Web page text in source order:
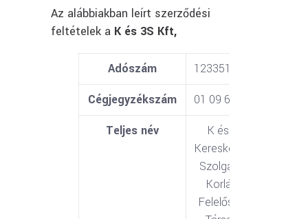
Az alábbiakban leírt szerződési
feltételek a K és 3S Kft,
Adószám
12335189241
Cégjegyzékszám
01 09 666733
Teljes név
K és 3 S
Kereskedelmi
Szolgáltató
Korlátolt
Felelősségű